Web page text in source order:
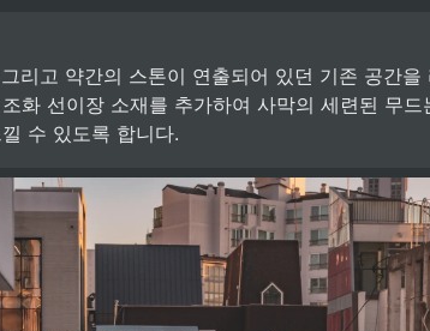
리고 약간의 스톤이 연출되어 있던 기존 공간을
화 선이장 소재를 추가하여 사막의 세련된 무드
수 있도록 합니다.